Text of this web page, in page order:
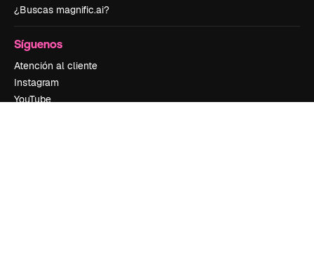
¿Buscas magnific.ai?
Síguenos
Atención al cliente
Instagram
YouTube